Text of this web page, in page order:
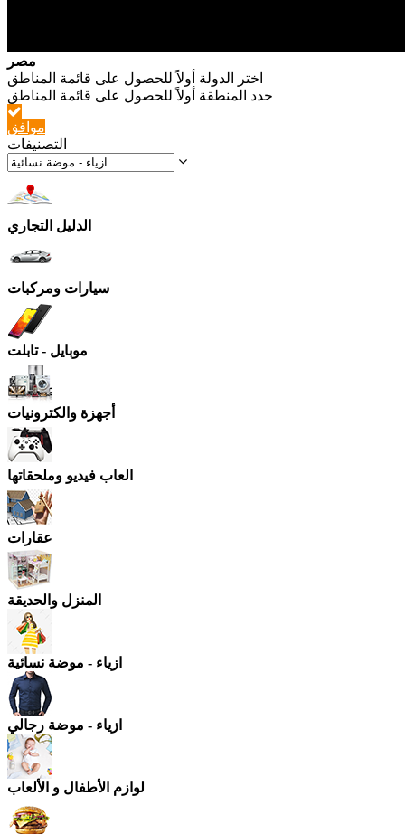
مصر
موافق
التصنيفات
الدليل التجاري
سيارات ومركبات
موبايل - تابلت
أجهزة والكترونيات
العاب فيديو وملحقاتها
عقارات
المنزل والحديقة
ازياء - موضة نسائية
ازياء - موضة رجالي
لوازم الأطفال و الألعاب